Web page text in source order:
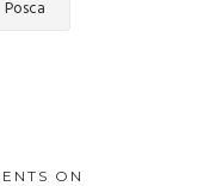
Posca
ON